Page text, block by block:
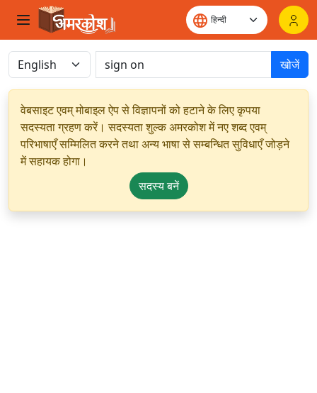
खोजें
वेबसाइट एवम् मोबाइल ऐप से विज्ञापनों को हटाने के लिए कृपया
सदस्यता ग्रहण करें। सदस्यता शुल्क अमरकोश में नए शब्द एवम्
परिभाषाएँ सम्मिलित करने तथा अन्य भाषा से सम्बन्धित सुविधाएँ जोड़ने
में सहायक होगा।
सदस्य बनें